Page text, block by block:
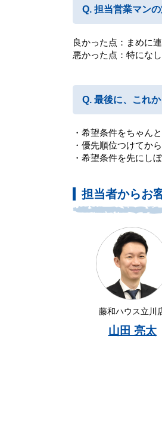
担当営業マン
良かった点：まめに連
悪かった点：特になし
最後に、これ
・希望条件をちゃん
・優先順位つけてか
・希望条件を先にし
担当者からお
藤和ハウス立川
山田 亮太